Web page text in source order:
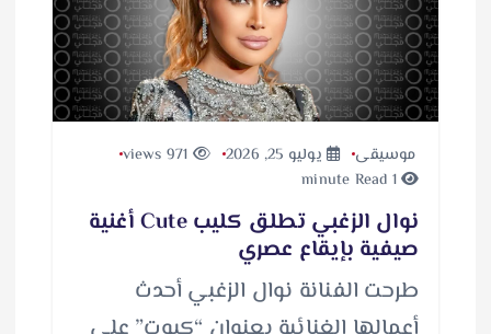
موسيقى يوليو 25, 2026
1 minute Read
نوال الزغبي تطلق كليب Cute أغنية
صيفية بإيقاع عصري
طرحت الفنانة نوال الزغبي أحدث